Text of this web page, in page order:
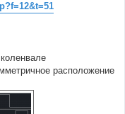
расположение